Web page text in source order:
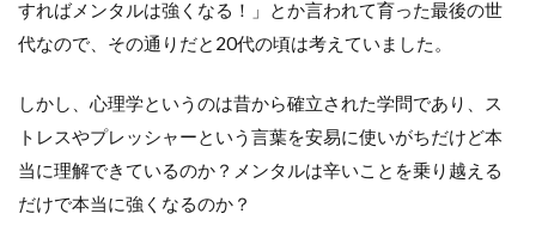
3
さが
り
4
リ
ラ
すればメンタルは強くなる！」とか言われて育った最後の世
代なので、その通りだと20代の頃は考えていました。
しかし、心理学というのは昔から確立された学問であり、ス
トレスやプレッシャーという言葉を安易に使いがちだけど本
当に理解できているのか？メンタルは辛いことを乗り越える
だけで本当に強くなるのか？